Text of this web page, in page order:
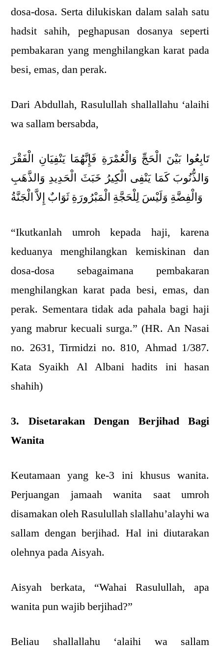
dosa-dosa. Serta dilukiskan dalam salah satu
hadsit sahih, peghapusan dosanya seperti
pembakaran yang menghilangkan karat pada
besi, emas, dan perak.
Dari Abdullah, Rasulullah shallallahu ‘alaihi
wa sallam bersabda,
تَابِعُوا بَيْنَ الْحَجِّ وَالْعُمْرَةِ فَإِنَّهُمَا يَنْفِيَانِ الْفَقْرَ
وَالذُّنُوبَ كَمَا يَنْفِى الْكِيرُ خَبَثَ الْحَدِيدِ وَالذَّهَبِ
وَالْفِضَّةِ وَلَيْسَ لِلْحَجَّةِ الْمَبْرُورَةِ ثَوَابٌ إِلاَّ الْجَنَّةُ
“Ikutkanlah umroh kepada haji, karena
keduanya menghilangkan kemiskinan dan
dosa-dosa sebagaimana pembakaran
menghilangkan karat pada besi, emas, dan
perak. Sementara tidak ada pahala bagi haji
yang mabrur kecuali surga.” (HR. An Nasai
no. 2631, Tirmidzi no. 810, Ahmad 1/387.
Kata Syaikh Al Albani hadits ini hasan
shahih)
3. Disetarakan Dengan Berjihad Bagi
Wanita
Keutamaan yang ke-3 ini khusus wanita.
Perjuangan jamaah wanita saat umroh
disamakan oleh Rasulullah slallahu’alayhi wa
sallam dengan berjihad. Hal ini diutarakan
olehnya pada Aisyah.
Aisyah berkata, “Wahai Rasulullah, apa
wanita pun wajib berjihad?”
Beliau shallallahu ‘alaihi wa sallam